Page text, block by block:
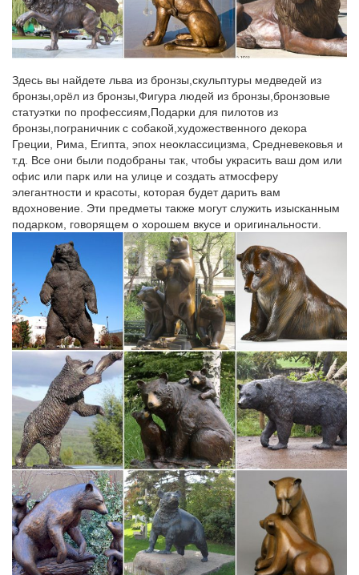
покупке большого числа работ (подробнее).Входит в серию.
Памятники, скульптура и декоративные сооружения Москвы.
Дата съёмки.
Скульптура – один из видов изобразительного искусства
Многие здания украшены скульптурой, в парках, садах и
скверах устанавливаются фонтаны, декоративные вазы,
статуи.·Фигуры передаются в резких поворотах, в
стремительном движении, их лица искажены гримасой гнева,
боли, радости.
Скульптура. Лепка композиции | Олимпиады: ИЗО 1 – 7 классы
Предмет: ИЗО Дата проведения: 12.04.2017год Учитель:
Кашапова О.В. Класс: 6. Тема урока: Объем – основа языка
скульптуры, основные темы скульптуры, круглая скульптура
(мелкая пластика). Цельность композиции, типизация, техника
лепки фигур животных в движении.
Презентация по ИЗО на тему: "Скульптура. Виды
скульптуры…"
Виды скульптуры" (7 класс).Сложная и многоэтапная
технология скульптуры сопряжена с большим физическим
трудом.МОНУМЕНТАЛЬНО-ДЕКОРАТИВНАЯ СКУЛЬПТУРА
Вид скульптуры, тесно связанной с архитектурой и природным
ландшафтом, называется…
Здесь вы найдете льва из бронзы,скульптуры медведей из
бронзы,орёл из бронзы,Фигура людей из бронзы,бронзовые
статуэтки по профессиям,Подарки для пилотов из
бронзы,пограничник с собакой,художественного декора
Греции, Рима, Египта, эпох неоклассицизма, Средневековья и
т.д. Все они были подобраны так, чтобы украсить ваш дом или
офис или парк или на улице и создать атмосферу
элегантности и красоты, которая будет дарить вам
вдохновение. Эти предметы также могут служить изысканным
подарком, говорящем о хорошем вкусе и оригинальности.